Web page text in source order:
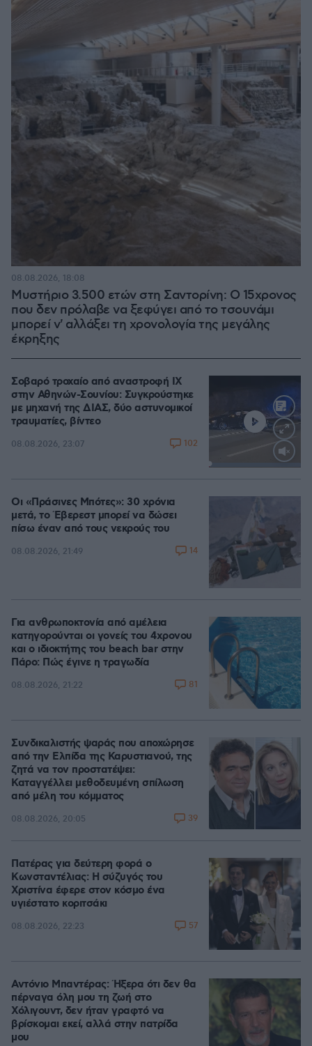
Μυστήριο 3.500 ετών στη Σαντορίνη: Ο 15χρονος
που δεν πρόλαβε να ξεφύγει από το τσουνάμι
μπορεί ν' αλλάξει τη χρονολογία της μεγάλης
έκρηξης
08.08.2026, 18:08
Σοβαρό τροχαίο από αναστροφή ΙΧ
στην Αθηνών-Σουνίου: Συγκρούστηκε
με μηχανή της ΔΙΑΣ, δύο αστυνομικοί
τραυματίες, βίντεο
08.08.2026, 23:07 102
Οι «Πράσινες Μπότες»: 30 χρόνια
μετά, το Έβερεστ μπορεί να δώσει
πίσω έναν από τους νεκρούς του
08.08.2026, 21:49 14
Για ανθρωποκτονία από αμέλεια
κατηγορούνται οι γονείς του 4χρονου
και ο ιδιοκτήτης του beach bar στην
Πάρο: Πώς έγινε η τραγωδία
08.08.2026, 21:22 81
Συνδικαλιστής ψαράς που αποχώρησε
από την Ελπίδα της Καρυστιανού, της
ζητά να τον προστατέψει:
Καταγγέλλει μεθοδευμένη σπίλωση
από μέλη του κόμματος
08.08.2026, 20:05 39
Πατέρας για δεύτερη φορά ο
Κωνσταντέλιας: Η σύζυγός του
Χριστίνα έφερε στον κόσμο ένα
υγιέστατο κοριτσάκι
08.08.2026, 22:23 57
Αντόνιο Μπαντέρας: Ήξερα ότι δεν θα
πέρναγα όλη μου τη ζωή στο
Χόλιγουντ, δεν ήταν γραφτό να
βρίσκομαι εκεί, αλλά στην πατρίδα
μου